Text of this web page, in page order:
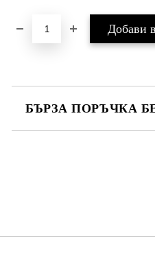
БЪРЗА ПОРЪЧКА